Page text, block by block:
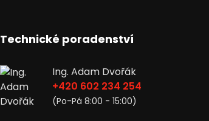
Technické poradenství
Ing. Adam Dvořák
+420 602 234 254
(Po-Pá 8:00 - 15:00)